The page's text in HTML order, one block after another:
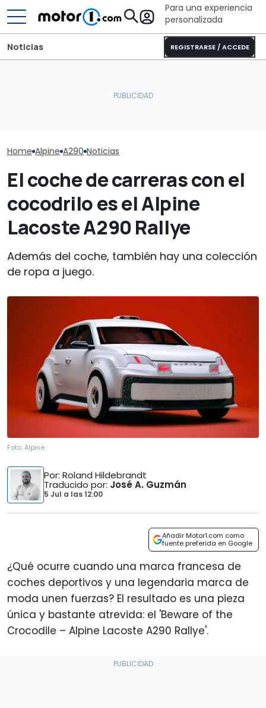
Para una experiencia
personalizada
REGISTRARSE / ACCEDE
Noticias
Home Alpine A290 Noticias
El coche de carreras con el
cocodrilo es el Alpine
Lacoste A290 Rallye
Además del coche, también hay una colección
de ropa a juego.
Foto:Alpine
Por: Roland Hildebrandt
Traducido por: José A. Guzmán
5 Jul a las12:00
Añadir Motor1.com como
fuente preferida en Google
¿Qué ocurre cuando una marca francesa de
coches deportivos y una legendaria marca de
moda unen fuerzas? El resultado es una pieza
única y bastante atrevida: el 'Beware of the
Crocodile – Alpine Lacoste A290 Rallye'.